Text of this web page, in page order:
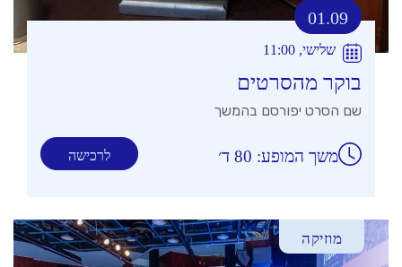
01.09
שלישי, 11:00
בוקר מהסרטים
שם הסרט יפורסם בהמשך
לרכישה משך המופע: 80 ד׳
מוזיקה